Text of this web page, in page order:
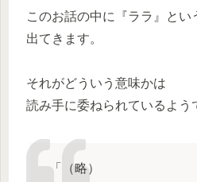
このお話の中に『ララ』とい
出てきます。
それがどういう意味かは
読み手に委ねられているよう
「（略）